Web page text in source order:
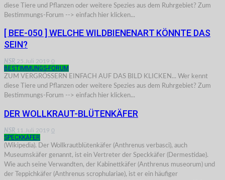
diese Tiere und Pflanzen oder weitere Spezies aus dem Ruhrgebiet? Zum
Bestimmungs-Forum --> einfach hier klicken...
[ BEE-050 ] WELCHE WILDBIENENART KÖNNTE DAS
SEIN?
NSR 25.Juli 2019 0
BESTIMMUNGS-FORUM
ZUM VERGRÖSSERN EINFACH AUF DAS BILD KLICKEN... Wer kennt
diese Tiere und Pflanzen oder weitere Spezies aus dem Ruhrgebiet? Zum
Bestimmungs-Forum --> einfach hier klicken...
DER WOLLKRAUT-BLÜTENKÄFER
NSR 11.Juli 2019 0
SPECKKÄFER
(Wikipedia). Der Wollkrautblütenkäfer (Anthrenus verbasci), auch
Museumskäfer genannt, ist ein Vertreter der Speckkäfer (Dermestidae).
Wie auch seine Verwandten, der Kabinettkäfer (Anthrenus museorum) und
der Teppichkäfer (Anthrenus scrophulariae), ist er ein häufiger